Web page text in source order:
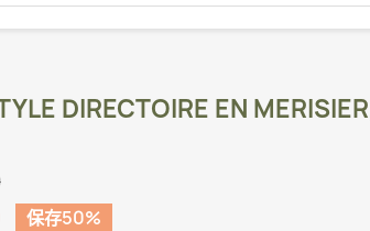
DIRECTOIRE EN
保存50%